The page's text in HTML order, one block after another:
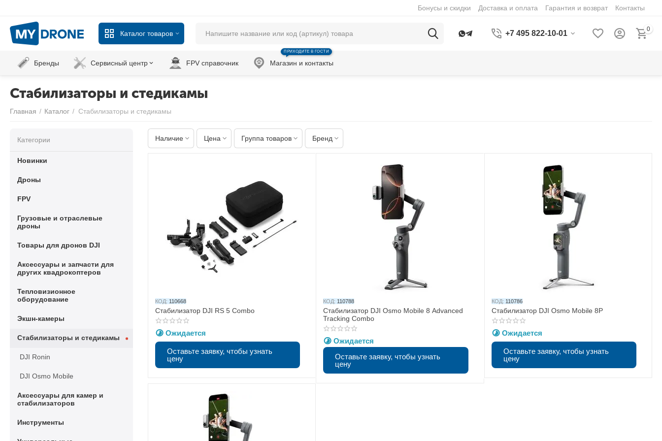
Бонусы и скидки Доставка и оплата Гарантия и возврат Контакты
Каталог товаров +7 495 822-10-01 0
Бренды Сервисный центр FPV справочник Магазин и контакты
ПРИХОДИТЕ В ГОСТИ
Стабилизаторы и стедикамы
Главная / Каталог / Стабилизаторы и стедикамы
Наличие Цена Группа товаров Бренд
КОД: 110668
Стабилизатор DJI RS 5 Combo
Ожидается
Оставьте заявку, чтобы узнать
цену
КОД: 110788
Стабилизатор DJI Osmo Mobile 8 Advanced
Tracking Combo
Ожидается
Оставьте заявку, чтобы узнать
цену
КОД: 110786
Стабилизатор DJI Osmo Mobile 8P
Ожидается
Оставьте заявку, чтобы узнать
цену
Категории
Новинки
Дроны
FPV
Грузовые и отраслевые
дроны
Товары для дронов DJI
Аксессуары и запчасти для
других квадрокоптеров
Тепловизионное
оборудование
Экшн-камеры
Стабилизаторы и стедикамы
DJI Ronin
DJI Osmo Mobile
Аксессуары для камер и
стабилизаторов
Инструменты